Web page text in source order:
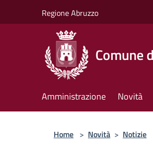
Regione Abruzzo
Comune
Amministrazione Novità
Home > Novità > Notizie